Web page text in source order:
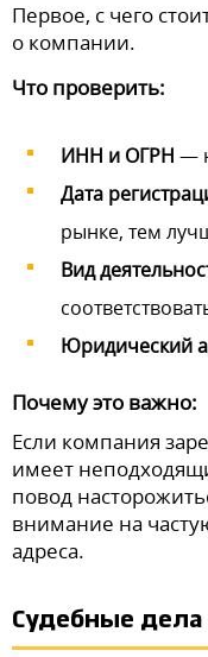
Первое, с чего
о компании.
Что проверить:
ИНН и ОГРН —
Дата
рынке, тем
Вид
Юридический
Почему это важно:
Если компания
имеет
повод
внимание на
адреса.
Судебные дела